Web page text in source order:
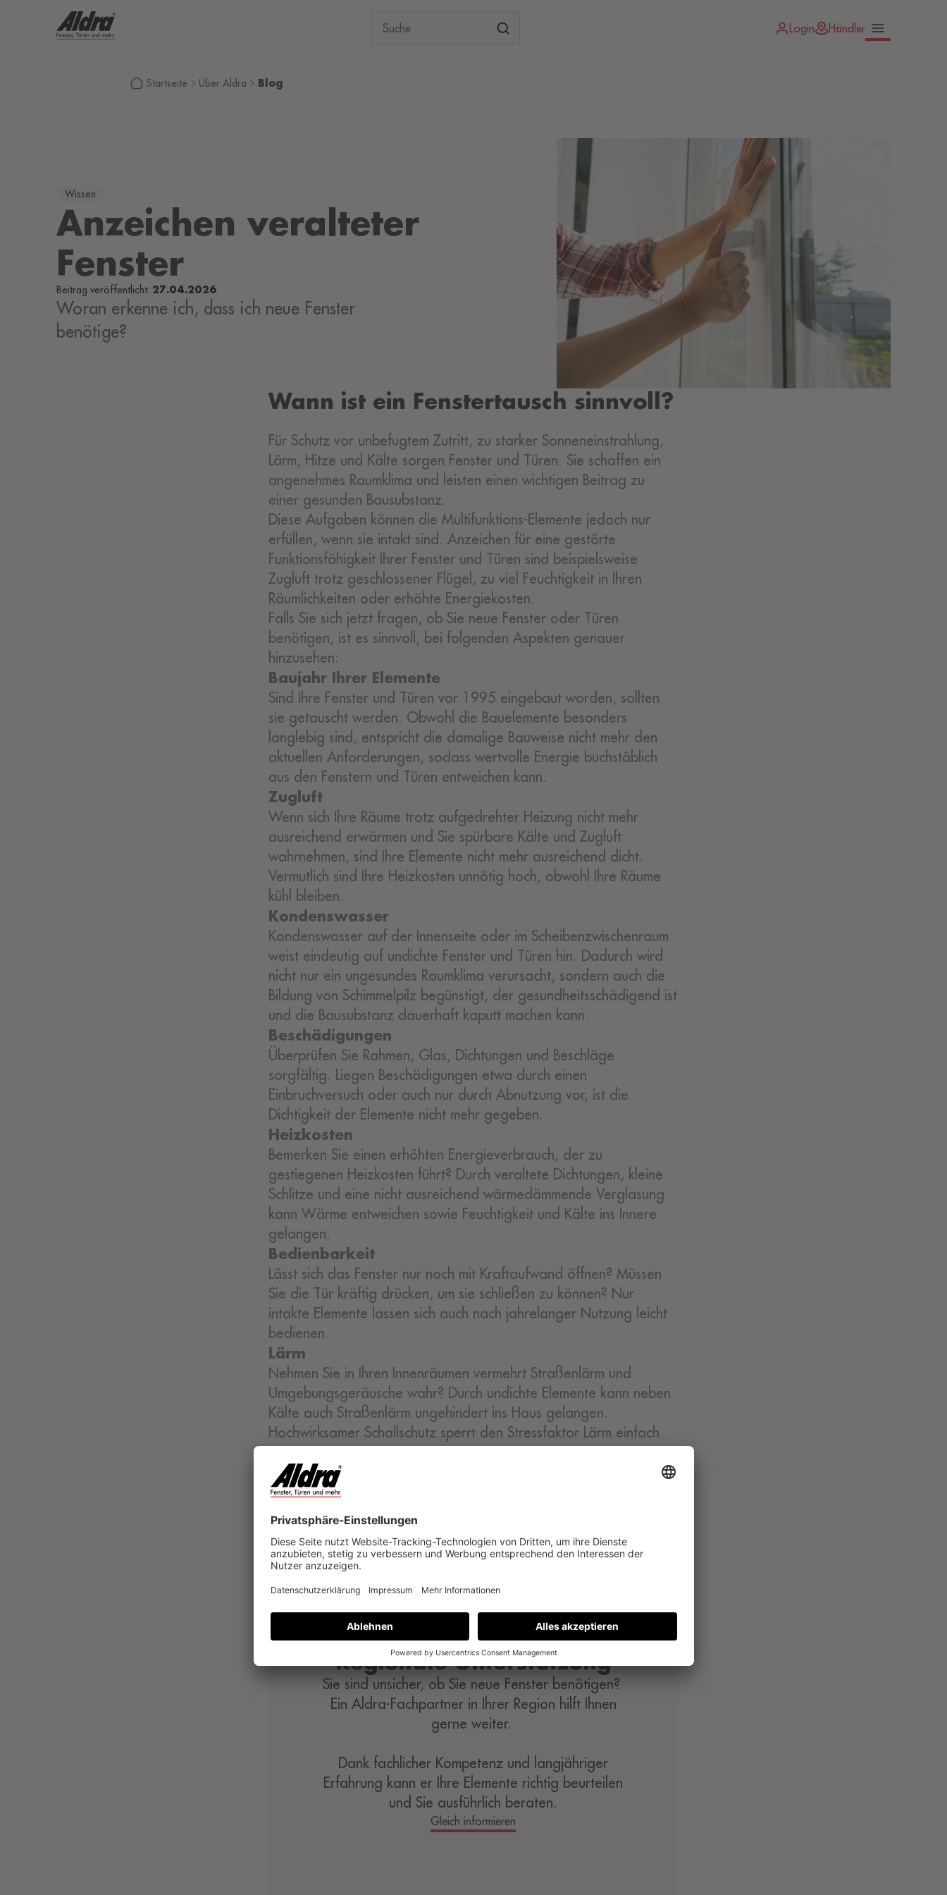
Suche Login Händler
Startseite Über Aldra Blog
Wissen
Anzeichen veralteter
Fenster
Beitrag veröffentlicht: 27.04.2026
Woran erkenne ich, dass ich neue Fenster
benötige?
Wann ist ein Fenstertausch sinnvoll?
Für Schutz vor unbefugtem Zutritt, zu starker Sonneneinstrahlung,
Lärm, Hitze und Kälte sorgen Fenster und Türen. Sie schaffen ein
angenehmes Raumklima und leisten einen wichtigen Beitrag zu
einer gesunden Bausubstanz.
Diese Aufgaben können die Multifunktions-Elemente jedoch nur
erfüllen, wenn sie intakt sind. Anzeichen für eine gestörte
Funktionsfähigkeit Ihrer Fenster und Türen sind beispielsweise
Zugluft trotz geschlossener Flügel, zu viel Feuchtigkeit in Ihren
Räumlichkeiten oder erhöhte Energiekosten.
Falls Sie sich jetzt fragen, ob Sie neue Fenster oder Türen
benötigen, ist es sinnvoll, bei folgenden Aspekten genauer
hinzusehen:
Baujahr Ihrer Elemente
Sind Ihre Fenster und Türen vor 1995 eingebaut worden, sollten
sie getauscht werden. Obwohl die Bauelemente besonders
langlebig sind, entspricht die damalige Bauweise nicht mehr den
aktuellen Anforderungen, sodass wertvolle Energie buchstäblich
aus den Fenstern und Türen entweichen kann.
Zugluft
Wenn sich Ihre Räume trotz aufgedrehter Heizung nicht mehr
ausreichend erwärmen und Sie spürbare Kälte und Zugluft
wahrnehmen, sind Ihre Elemente nicht mehr ausreichend dicht.
Vermutlich sind Ihre Heizkosten unnötig hoch, obwohl Ihre Räume
kühl bleiben.
Kondenswasser
Kondenswasser auf der Innenseite oder im Scheibenzwischenraum
weist eindeutig auf undichte Fenster und Türen hin. Dadurch wird
nicht nur ein ungesundes Raumklima verursacht, sondern auch die
Bildung von Schimmelpilz begünstigt, der gesundheitsschädigend ist
und die Bausubstanz dauerhaft kaputt machen kann.
Beschädigungen
Überprüfen Sie Rahmen, Glas, Dichtungen und Beschläge
sorgfältig. Liegen Beschädigungen etwa durch einen
Einbruchversuch oder auch nur durch Abnutzung vor, ist die
Dichtigkeit der Elemente nicht mehr gegeben.
Heizkosten
Bemerken Sie einen erhöhten Energieverbrauch, der zu
gestiegenen Heizkosten führt? Durch veraltete Dichtungen, kleine
Schlitze und eine nicht ausreichend wärmedämmende Verglasung
kann Wärme entweichen sowie Feuchtigkeit und Kälte ins Innere
gelangen.
Bedienbarkeit
Lässt sich das Fenster nur noch mit Kraftaufwand öffnen? Müssen
Sie die Tür kräftig drücken, um sie schließen zu können? Nur
intakte Elemente lassen sich auch nach jahrelanger Nutzung leicht
bedienen.
Lärm
Nehmen Sie in Ihren Innenräumen vermehrt Straßenlärm und
Umgebungsgeräusche wahr? Durch undichte Elemente kann neben
Kälte auch Straßenlärm ungehindert ins Haus gelangen.
Hochwirksamer Schallschutz sperrt den Stressfaktor Lärm einfach
aus.
Planung einer neuen Heizung
Nehmen Sie Ihre Fenster und Türen besonders dann unter die Lupe,
wenn Sie den Kauf einer neuen Heizung planen. Veraltete Elemente
sind nicht mehr ausreichend wärmedämmend, sodass Heizwärme
entweicht, was auch durch eine neue Heizung nicht kompensiert
wird.
Regionale Unterstützung
Sie sind unsicher, ob Sie neue Fenster benötigen?
Ein Aldra-Fachpartner in Ihrer Region hilft Ihnen
gerne weiter.
Dank fachlicher Kompetenz und langjähriger
Erfahrung kann er Ihre Elemente richtig beurteilen
und Sie ausführlich beraten.
Gleich informieren